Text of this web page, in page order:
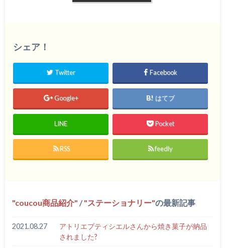
シェア！
Twitter Facebook
Google+ はてブ
LINE Pocket
RSS feedly
coucou商品紹介 / ステーショナリー の最新記事
2021.08.27
アトリエプティシエルさんから焼き菓子が納品
されました?